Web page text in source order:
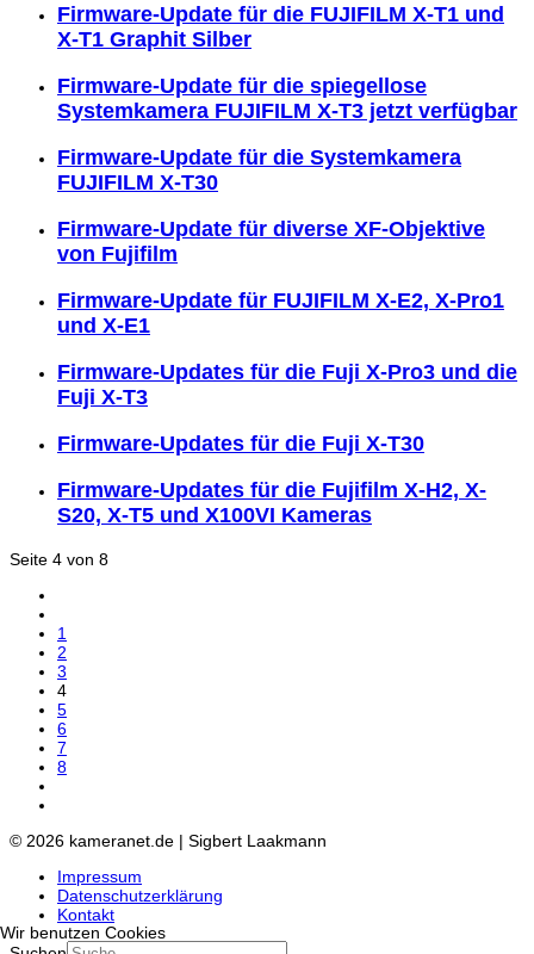
Firmware-Update für die FUJIFILM X-T1 und
X-T1 Graphit Silber
Firmware-Update für die spiegellose
Systemkamera FUJIFILM X-T3 jetzt verfügbar
Firmware-Update für die Systemkamera
FUJIFILM X-T30
Firmware-Update für diverse XF-Objektive
von Fujifilm
Firmware-Update für FUJIFILM X-E2, X-Pro1
und X-E1
Firmware-Updates für die Fuji X-Pro3 und die
Fuji X-T3
Firmware-Updates für die Fuji X-T30
Firmware-Updates für die Fujifilm X-H2, X-
S20, X-T5 und X100VI Kameras
Seite 4 von 8
1
2
3
4
5
6
7
8
© 2026 kameranet.de | Sigbert Laakmann
Impressum
Datenschutzerklärung
Kontakt
Wir benutzen Cookies